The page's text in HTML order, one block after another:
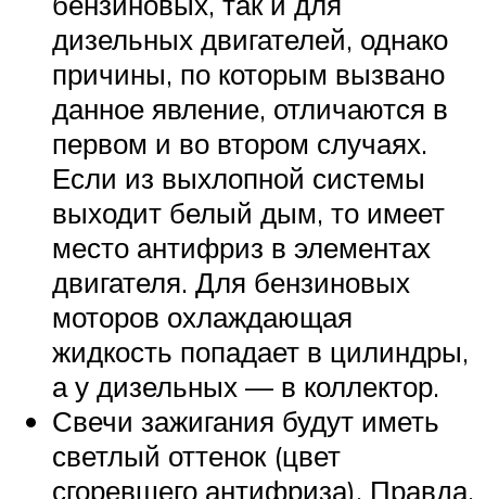
дизельных двигателей, однако
причины, по которым вызвано
данное явление, отличаются в
первом и во втором случаях.
Если из выхлопной системы
выходит белый дым, то имеет
место антифриз в элементах
двигателя. Для бензиновых
моторов охлаждающая
жидкость попадает в цилиндры,
а у дизельных — в коллектор.
Свечи зажигания будут иметь
светлый оттенок (цвет
сгоревшего антифриза). Правда,